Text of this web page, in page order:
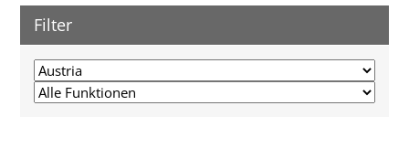
Filter